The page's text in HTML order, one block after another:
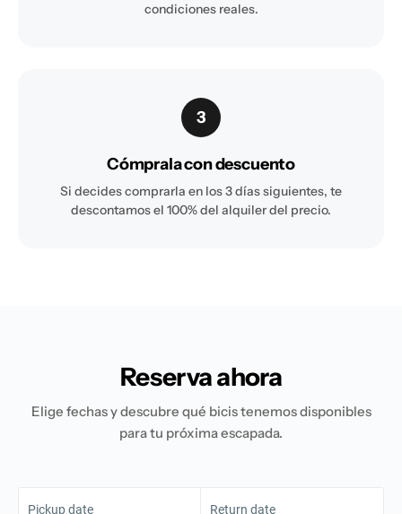
condiciones reales.
3
Cómprala con descuento
Si decides comprarla en los 3 días siguientes, te
descontamos el 100% del alquiler del precio.
Reserva ahora
Elige fechas y descubre qué bicis tenemos disponibles
para tu próxima escapada.
Pickup date Return date